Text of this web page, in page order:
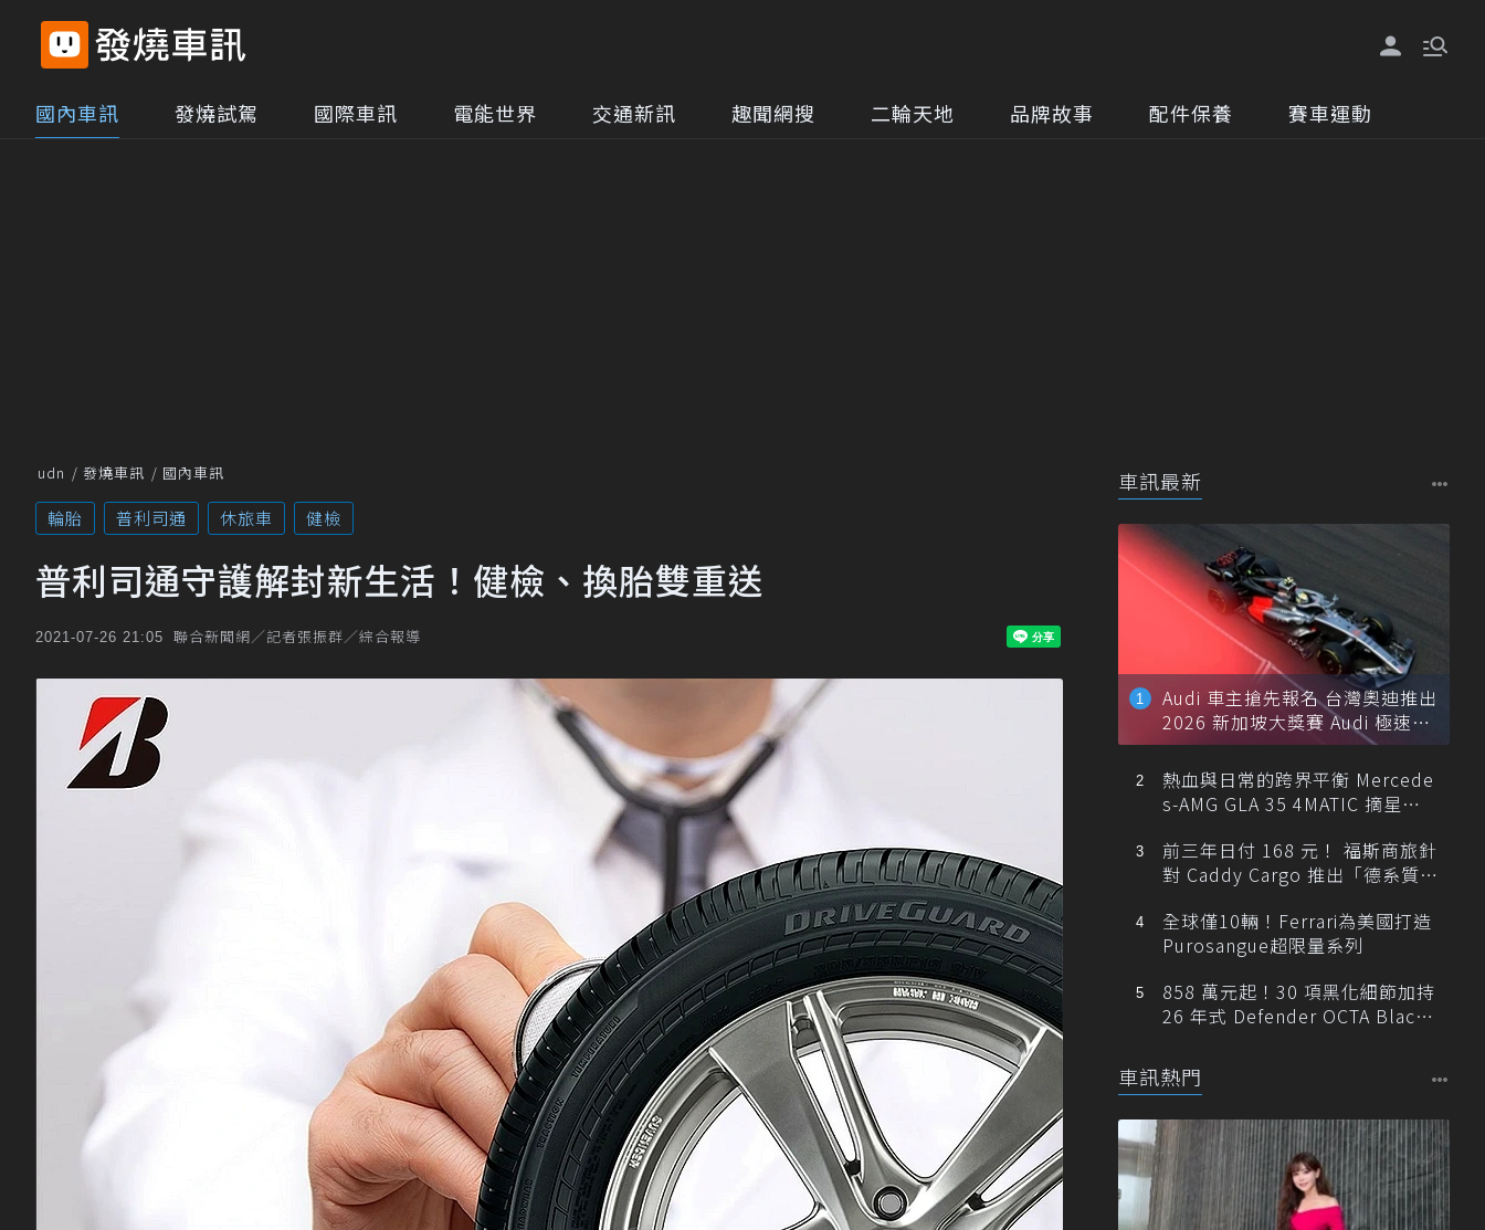
國內車訊 發燒試駕 國際車訊 電能世界 交通新訊 趣聞網搜 二輪天地 品牌故事 配件保養 賽車運動
udn 發燒車訊 國內車訊
輪胎 普利司通 休旅車 健檢
普利司通守護解封新生活！健檢、換胎雙重送
2021-07-26 21:05 聯合新聞網／記者張振群／綜合報導
車訊最新
Audi 車主搶先報名 台灣奧迪推出
2026 新加坡大獎賽 Audi 極速之
旅
熱血與日常的跨界平衡 Mercede
s-AMG GLA 35 4MATIC 摘星版
前三年日付 168 元！ 福斯商旅針
對 Caddy Cargo 推出「德系質感
全球僅10輛！Ferrari為美國打造
Purosangue超限量系列
858 萬元起！30 項黑化細節加持
26 年式 Defender OCTA Black
車訊熱門